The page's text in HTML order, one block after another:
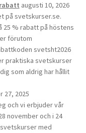
augusti 10, 2026
på svetskurser.se.
25 % rabatt på höstens
förutom
svetsht2026
praktiska svetskurser
som aldrig har hållit
27, 2025
och vi erbjuder vår
november och i 24
med